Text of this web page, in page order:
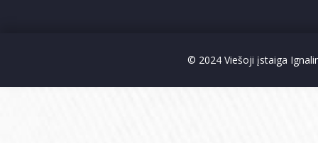
© 2024 Viešoji įstaiga